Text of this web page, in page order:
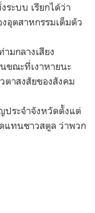
ะบบ เรียกได้ว่า
อุตสาหกรรมเต็มตัว
มกลางเสียง
ขณะที่เงาหายนะ
ตาสงสัยของสังคม
ประจำจังหวัดตั้งแต่
แทนชาวสตูล ว่าพวก